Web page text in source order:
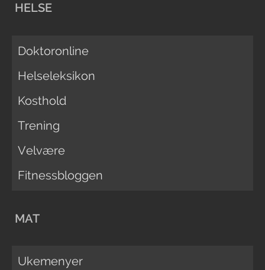
HELSE
Doktoronline
Helseleksikon
Kosthold
Trening
Velvære
Fitnessbloggen
MAT
Ukemenyer